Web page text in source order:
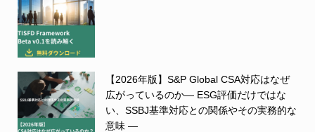
【2026年版】S&P Global CSA対応はなぜ
広がっているのか― ESG評価だけではな
い、SSBJ基準対応との関係やその実務的な
意味 ―